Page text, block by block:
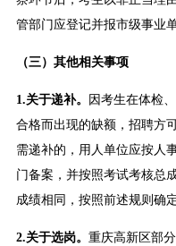
管部门应登记并报市级事业
（三）其他相关事项
1.关于递补。
因考生在体检
合格而出现的缺额，招聘方
需递补的，用人单位应按人
门备案，并按照考试考核总
成绩相同，按照前述规则确
2.关于选岗。 重庆高新区部